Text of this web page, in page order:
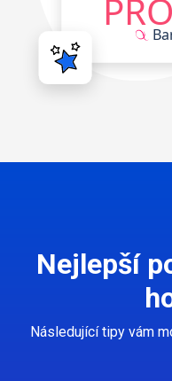
Nejlepší
Následující tipy vám